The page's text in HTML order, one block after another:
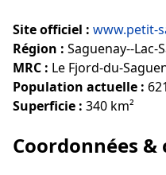
Site officiel : www.petit-
Région : Saguenay--Lac-
MRC : Le Fjord-du-
Population actuelle :
Superficie : 340 km²
Coordonnées &